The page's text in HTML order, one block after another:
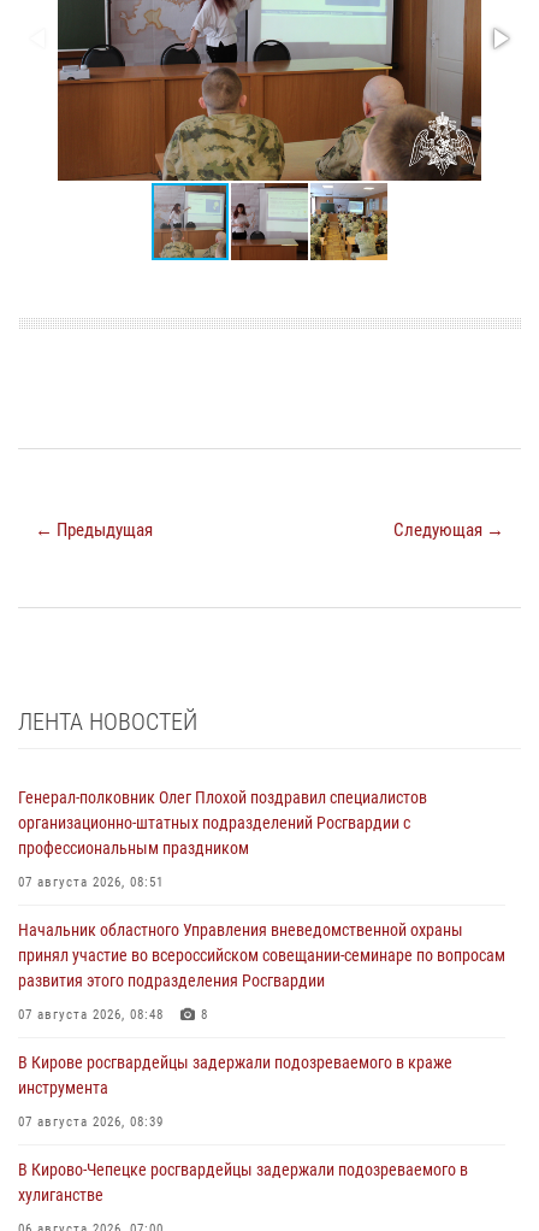
← Предыдущая Следующая →
ЛЕНТА НОВОСТЕЙ
Генерал-полковник Олег Плохой поздравил специалистов
организационно-штатных подразделений Росгвардии с
профессиональным праздником
07 августа 2026, 08:51
Начальник областного Управления вневедомственной охраны
принял участие во всероссийском совещании-семинаре по вопросам
развития этого подразделения Росгвардии
07 августа 2026, 08:48 8
В Кирове росгвардейцы задержали подозреваемого в краже
инструмента
07 августа 2026, 08:39
В Кирово-Чепецке росгвардейцы задержали подозреваемого в
хулиганстве